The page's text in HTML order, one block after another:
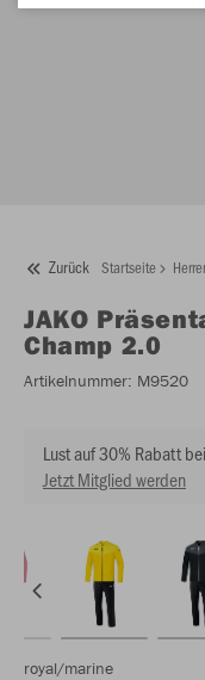
Zurück Startseite
JAKO
Champ 2.0
Artikelnummer: M9520
Lust auf 30% Rabatt
Jetzt Mitglied werden
royal/marine